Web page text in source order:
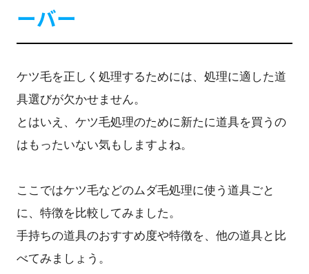
ーバー
ケツ毛を正しく処理するためには、処理に適した道
具選びが欠かせません。
とはいえ、ケツ毛処理のために新たに道具を買うの
はもったいない気もしますよね。
ここではケツ毛などのムダ毛処理に使う道具ごと
に、特徴を比較してみました。
手持ちの道具のおすすめ度や特徴を、他の道具と比
べてみましょう。